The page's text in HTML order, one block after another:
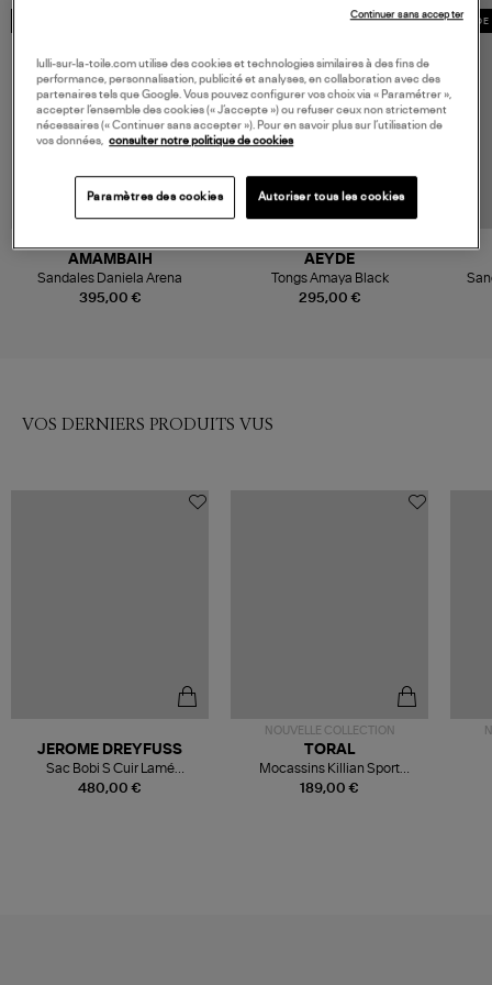
395,00 €
AMAMBAIH
Sandales Daniela Arena
295,00 €
AEYDE
Tongs Amaya Black
MADE
VOS DERNIERS PRODUITS VUS
480,00 €
JEROME DREYFUSS
Sac Bobi S Cuir Lamé
Champagne
NOUVELLE COLLECTION
189,00 €
TORAL
Mocassins Killian Sport
Mousse
lulli-sur-la-toile.com utilise des cookies et technologies similaires à des fins de
performance, personnalisation, publicité et analyses, en collaboration avec des
partenaires tels que Google. Vous pouvez configurer vos choix via « Paramétrer »,
accepter l’ensemble des cookies (« J’accepte ») ou refuser ceux non strictement
nécessaires (« Continuer sans accepter »). Pour en savoir plus sur l’utilisation de
vos données, consulter notre politique de cookies
Paramètres des cookies Autoriser tous les cookies
Continuer sans accepter